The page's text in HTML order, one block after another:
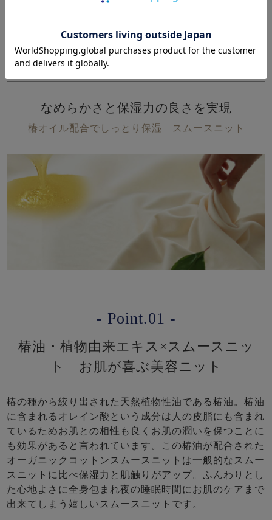
素材について
なめらかさと保湿力の良さを実現
椿オイル配合でしっとり保湿 スムースニット
- Point.01 -
椿油・植物由来エキス×スムースニッ
ト お肌が喜ぶ美容ニット
椿の種から絞り出された天然植物性油である椿油。椿油
に含まれるオレイン酸という成分は人の皮脂にも含まれ
ているためお肌との相性も良くお肌の潤いを保つことに
も効果があると言われています。この椿油が配合された
オーガニックコットンスムースニットは一般的なスムー
スニットに比べ保湿力と肌触りがアップ。ふんわりとし
た心地よさに全身包まれ夜の睡眠時間にお肌のケアまで
出来てしまう嬉しいスムースニットです。